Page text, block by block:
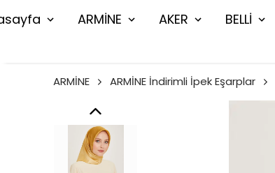
ARMİNE AKER BELLİ
ARMİNE ARMİNE İndirimli İpek Eşarplar